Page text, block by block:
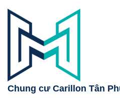
Chung cư Carillon Tân